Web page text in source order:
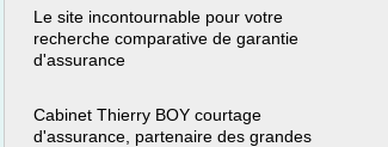
Le site incontournable pour votre
recherche comparative de garantie
d'assurance
Cabinet Thierry BOY courtage
d'assurance, partenaire des grandes